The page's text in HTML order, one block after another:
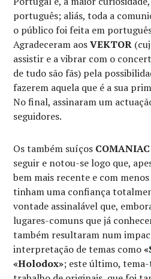
português; aliás, toda a
o público foi feita em
Agradeceram aosVEKTOR
assistir e a vibrar com o
de tudo são fãs) pela
fazerem aquela que é a sua
No final, assinaram um
seguidores.
Os também suíços COMANIAC
seguir e notou-se logo que,
bem mais recente e com
tinham uma confiança
vontade assinalável que,
lugares-comuns que já
também resultaram num
interpretação de temas como
«Holodox»; este último,